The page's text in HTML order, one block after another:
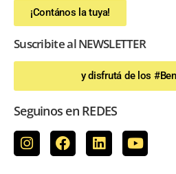
¡Contános la tuya!
Suscribite al NEWSLETTER
y disfrutá de los
Seguinos en REDES